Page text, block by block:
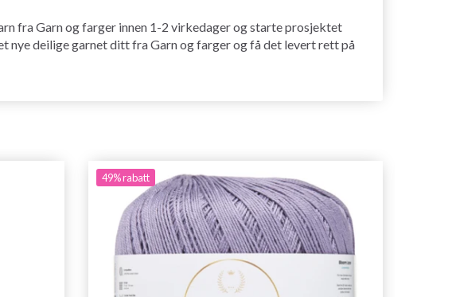
fra Garn og farger innen 1-2 virkedager og starte prosjektet
nye deilige garnet ditt fra Garn og farger og få det levert rett på
49%rabatt